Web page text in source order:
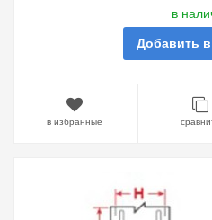
в
Добавить
в избранные